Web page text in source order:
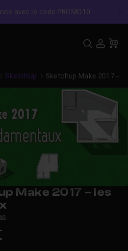
avec le code PROMO10
SketchUp Sketchup Make 2017 –
Make 2017 – les